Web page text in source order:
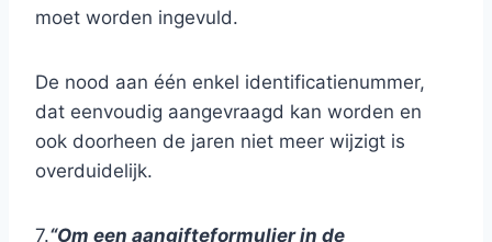
moet worden ingevuld.
De nood aan één enkel identificatienummer,
dat eenvoudig aangevraagd kan worden en
ook doorheen de jaren niet meer wijzigt is
overduidelijk.
7.“Om een aangifteformulier in de